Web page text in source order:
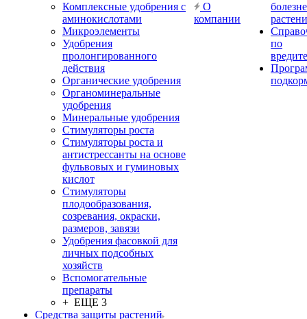
Комплексные удобрения с
аминокислотами
Микроэлементы
Удобрения
пролонгированного
действия
Органические удобрения
Органоминеральные
удобрения
Минеральные удобрения
Стимуляторы роста
Стимуляторы роста и
антистрессанты на основе
фульвовых и гуминовых
кислот
Стимуляторы
плодообразования,
созревания, окраски,
размеров, завязи
Удобрения фасовкой для
личных подсобных
хозяйств
Вспомогательные
препараты
+ ЕЩЕ 3
Средства защиты растений
О
компании
по